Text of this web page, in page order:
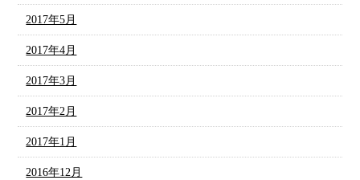
2017年5月
2017年4月
2017年3月
2017年2月
2017年1月
2016年12月